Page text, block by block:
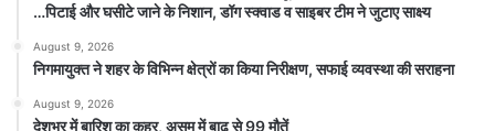
…पिटाई और घसीटे जाने के निशान, डॉग स्क्वाड व साइबर टीम ने जुटाए साक्ष्य
August 9, 2026
निगमायुक्त ने शहर के विभिन्न क्षेत्रों का किया निरीक्षण, सफाई व्यवस्था की सराहना
August 9, 2026
देशभर में बारिश का कहर, असम में बाढ़ से 99 मौतें